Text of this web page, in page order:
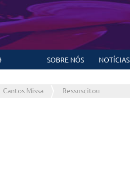
SOBRE NÓS NOTÍCIAS
Cantos Missa Ressuscitou